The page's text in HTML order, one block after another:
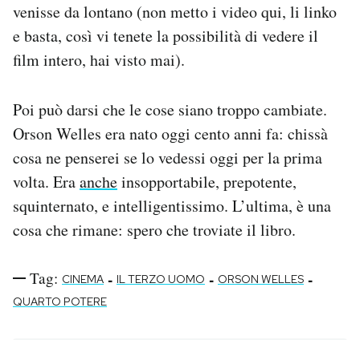
venisse da lontano (non metto i video qui, li linko
e basta, così vi tenete la possibilità di vedere il
film intero, hai visto mai).
Poi può darsi che le cose siano troppo cambiate.
Orson Welles era nato oggi cento anni fa: chissà
cosa ne penserei se lo vedessi oggi per la prima
volta. Eraancheinsopportabile, prepotente,
squinternato, e intelligentissimo. L’ultima, è una
cosa che rimane: spero che troviate il libro.
Tag: CINEMA - IL TERZO UOMO - ORSON WELLES -
QUARTO POTERE